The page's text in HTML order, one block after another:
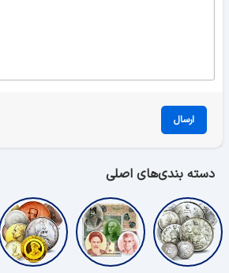
ارسال
دسته بندی‌های اصلی